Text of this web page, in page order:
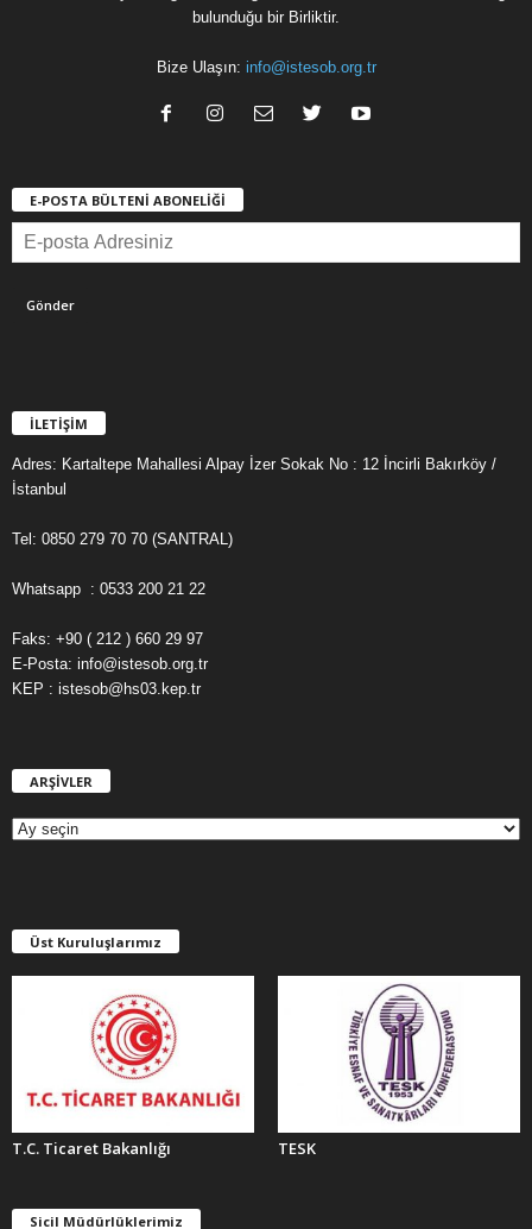
bulunduğu bir Birliktir.
Bize Ulaşın: info@istesob.org.tr
E-POSTA BÜLTENİ ABONELİĞİ
İLETİŞİM
Adres: Kartaltepe Mahallesi Alpay İzer Sokak No : 12 İncirli Bakırköy /
İstanbul
Tel: 0850 279 70 70 (SANTRAL)
Whatsapp : 0533 200 21 22
Faks: +90 ( 212 ) 660 29 97
E-Posta: info@istesob.org.tr
KEP : istesob@hs03.kep.tr
ARŞİVLER
E
R
Üst Kuruluşlarımız
T.C. Ticaret Bakanlığı TESK
Sicil Müdürlüklerimiz